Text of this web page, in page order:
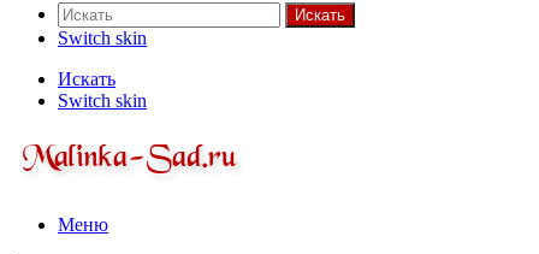
Искать
Switch skin
Искать
Switch skin
Меню